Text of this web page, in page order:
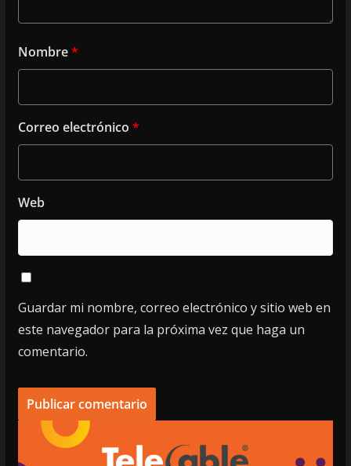
Nombre*
Correo electrónico *
Web
Guardar mi nombre, correo electrónico y sitio web en
este navegador para la próxima vez que haga un
comentario.